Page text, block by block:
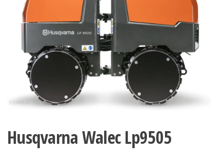
Husqvarna Walec Lp9505